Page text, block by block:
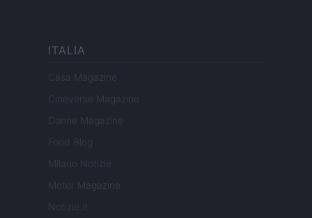
ITALIA
Casa Magazine
Cineverse Magazine
Donne Magazine
Food Blog
Milano Notizie
Motor Magazine
Notizie.it